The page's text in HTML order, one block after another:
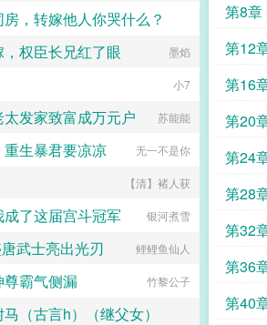
第8章
第12
第16
第20
第24
第28
第32
第36
第40
，随机掉落祖哥CG4论坛都会标
尝试各种题材的产物，专栏预收
，转嫁他人你哭什么？
军临天下
权臣长兄红了眼 墨焰
小7
发家致富成万元户 苏能能
生暴君要凉凉 无一不是你
【清】褚人获
了这届宫斗冠军 银河煮雪
武士亮出光刃 鲤鲤鱼仙人
霸气侧漏 竹黎公子
（古言h）（继父女）